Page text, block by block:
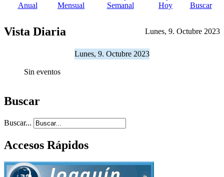
Anual Mensual Semanal Hoy Buscar
Vista Diaria Lunes, 9. Octubre 2023
Lunes, 9. Octubre 2023
Sin eventos
Buscar
Buscar...
Accesos Rápidos